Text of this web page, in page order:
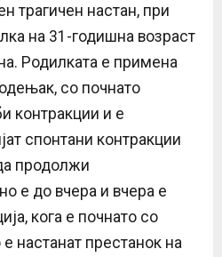
трагичен настан, при
на 31-годишна возраст
Родилката е примена
со почнато
контракции и е
спонтани контракции
продолжи
е до вчера и вчера е
кога е почнато со
настанат престанок на